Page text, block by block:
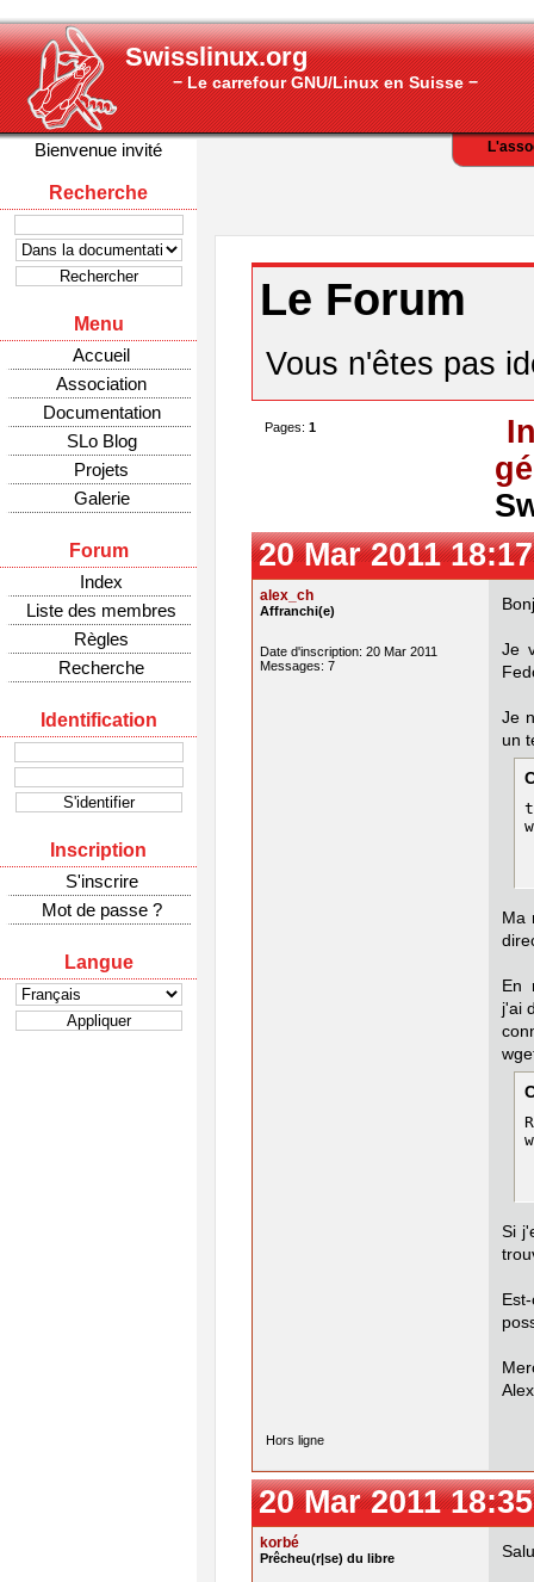
Swisslinux.org
− Le carrefour GNU/Linux en Suisse −
Bienvenue invité
Recherche
Menu
Accueil
Association
Documentation
SLo Blog
Projets
Galerie
Forum
Index
Liste des membres
Règles
Recherche
Identification
Inscription
S'inscrire
Mot de passe ?
Langue
Le Forum
Vous n'êtes pas
Pages: 1
20 Mar 2011
alex_ch
Affranchi(e)
Date d'inscription: 20 Mar 2011
Messages: 7
Je
Je
un
Ma
En
j'ai
Si
Alex
Hors ligne
20 Mar 2011
korbé
Prêcheu(r|se) du libre